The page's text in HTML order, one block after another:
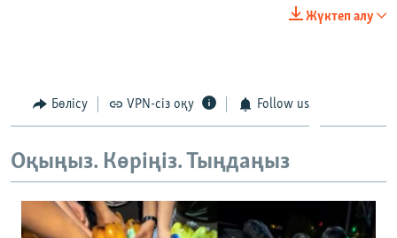
720p 1080p
1080p
Жүктеп алу
Бөлісу VPN-сіз оқу Follow us
Оқыңыз. Көріңіз. Тыңдаңыз